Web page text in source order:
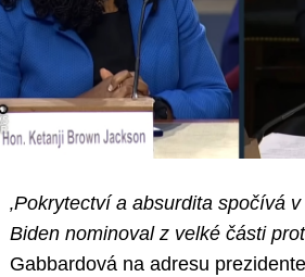
‚Pokrytectví a absurdita spočívá
Biden nominoval z velké části
Gabbardová na adresu